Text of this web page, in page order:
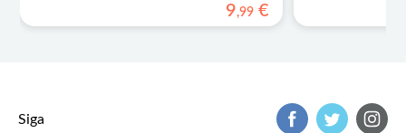
9,99 €
Siga